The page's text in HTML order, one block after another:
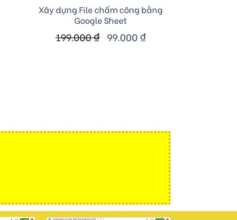
Add to cart
Xây dựng File chấm công bằng
Google Sheet
199.000₫ 99.000 ₫